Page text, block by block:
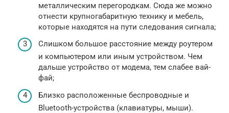
металлическим перегородкам. Сюда же можно
отнести крупногабаритную технику и мебель,
которые находятся на пути следования сигнала;
Слишком большое расстояние между роутером
и компьютером или иным устройством. Чем
дальше устройство от модема, тем слабее вай-
фай;
Близко расположенные беспроводные и
Bluetooth-устройства (клавиатуры, мыши).